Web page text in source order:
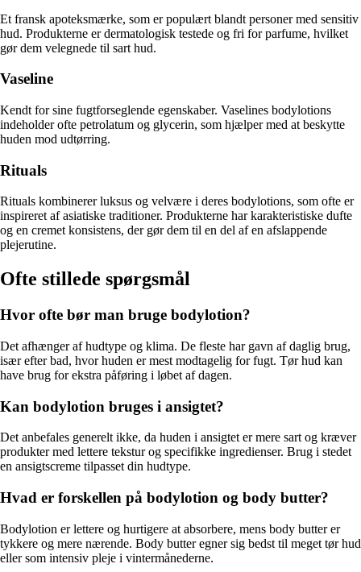
Et fransk apoteksmærke, som er populært blandt personer med sensitiv
hud. Produkterne er dermatologisk testede og fri for parfume, hvilket
gør dem velegnede til sart hud.
Vaseline
Kendt for sine fugtforseglende egenskaber. Vaselines bodylotions
indeholder ofte petrolatum og glycerin, som hjælper med at beskytte
huden mod udtørring.
Rituals
Rituals kombinerer luksus og velvære i deres bodylotions, som ofte er
inspireret af asiatiske traditioner. Produkterne har karakteristiske dufte
og en cremet konsistens, der gør dem til en del af en afslappende
plejerutine.
Ofte stillede spørgsmål
Hvor ofte bør man bruge bodylotion?
Det afhænger af hudtype og klima. De fleste har gavn af daglig brug,
især efter bad, hvor huden er mest modtagelig for fugt. Tør hud kan
have brug for ekstra påføring i løbet af dagen.
Kan bodylotion bruges i ansigtet?
Det anbefales generelt ikke, da huden i ansigtet er mere sart og kræver
produkter med lettere tekstur og specifikke ingredienser. Brug i stedet
en ansigtscreme tilpasset din hudtype.
Hvad er forskellen på bodylotion og body butter?
Bodylotion er lettere og hurtigere at absorbere, mens body butter er
tykkere og mere nærende. Body butter egner sig bedst til meget tør hud
eller som intensiv pleje i vintermånederne.